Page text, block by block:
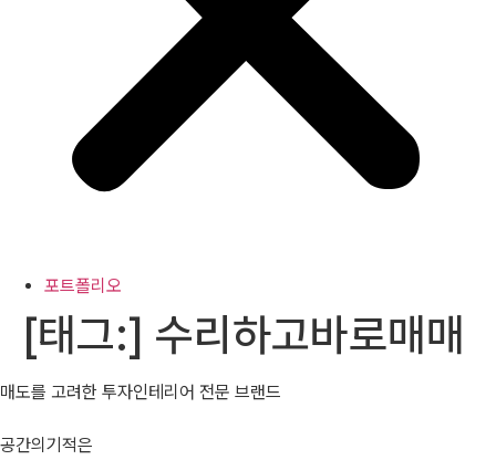
포트폴리오
[태그:] 수리하고바로매매
매도를 고려한 투자인테리어 전문 브랜드
공간의기적은